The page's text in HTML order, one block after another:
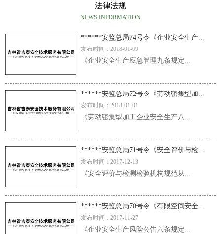
法律法规
NEWS INFORMATION
******安监总局74号令《企业安全生产...
发布时间：2018-01-09
《企业安全生产应急管理九条规定...
******安监总局72号令《劳动密集型加...
发布时间：2018-01-01
《劳动密集型加工企业安全生产八...
******安监总局71号令《安全评价与检...
发布时间：2017-12-13
《安全评价与检测检验机构规范从...
******安监总局70号令《有限空间安全...
发布时间：2017-11-27
《企业安全生产风险公告六条规定...